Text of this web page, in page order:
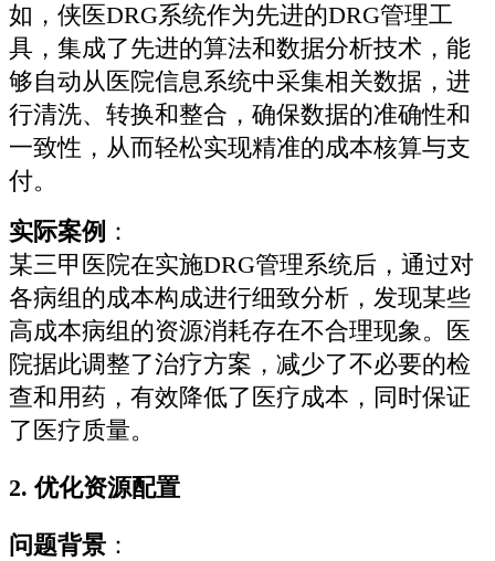
如，侠医DRG系统作为先进的DRG管理工
具，集成了先进的算法和数据分析技术，能
够自动从医院信息系统中采集相关数据，进
行清洗、转换和整合，确保数据的准确性和
一致性，从而轻松实现精准的成本核算与支
付。
实际案例 ：
某三甲医院在实施DRG管理系统后，通过对
各病组的成本构成进行细致分析，发现某些
高成本病组的资源消耗存在不合理现象。医
院据此调整了治疗方案，减少了不必要的检
查和用药，有效降低了医疗成本，同时保证
了医疗质量。
2.优化资源配置
问题背景 ：